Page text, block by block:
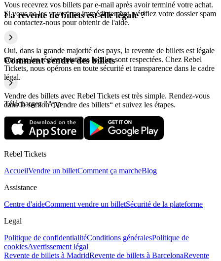
Vous recevrez vos billets par e-mail après avoir terminé votre achat.
Si vous ne les voyez pas immédiatement, vérifiez votre dossier spam
ou contactez-nous pour obtenir de l'aide.
La revente de billets est-elle légale ?
Oui, dans la grande majorité des pays, la revente de billets est légale
tant que les réglementations locales sont respectées. Chez Rebel
Tickets, nous opérons en toute sécurité et transparence dans le cadre
légal.
Comment vendre des billets
Vendre des billets avec Rebel Tickets est très simple. Rendez-vous
dans la section “Vendre des billets“ et suivez les étapes.
Téléchargez l'App
Rebel Tickets
AccueilVendre un billetComment ça marcheBlog
Assistance
Centre d'aideComment vendre un billetSécurité de la plateforme
Legal
Politique de confidentialitéConditions généralesPolitique de
cookiesAvertissement légal
Revente de billets à MadridRevente de billets à BarcelonaRevente